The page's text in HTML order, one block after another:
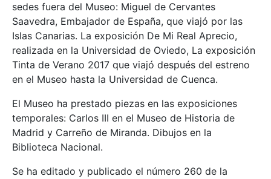
sedes fuera del Museo: Miguel de Cervantes
Saavedra, Embajador de España, que viajó por las
Islas Canarias. La exposición De Mi Real Aprecio,
realizada en la Universidad de Oviedo, La exposición
Tinta de Verano 2017 que viajó después del estreno
en el Museo hasta la Universidad de Cuenca.
El Museo ha prestado piezas en las exposiciones
temporales: Carlos III en el Museo de Historia de
Madrid y Carreño de Miranda. Dibujos en la
Biblioteca Nacional.
Se ha editado y publicado el número 260 de la